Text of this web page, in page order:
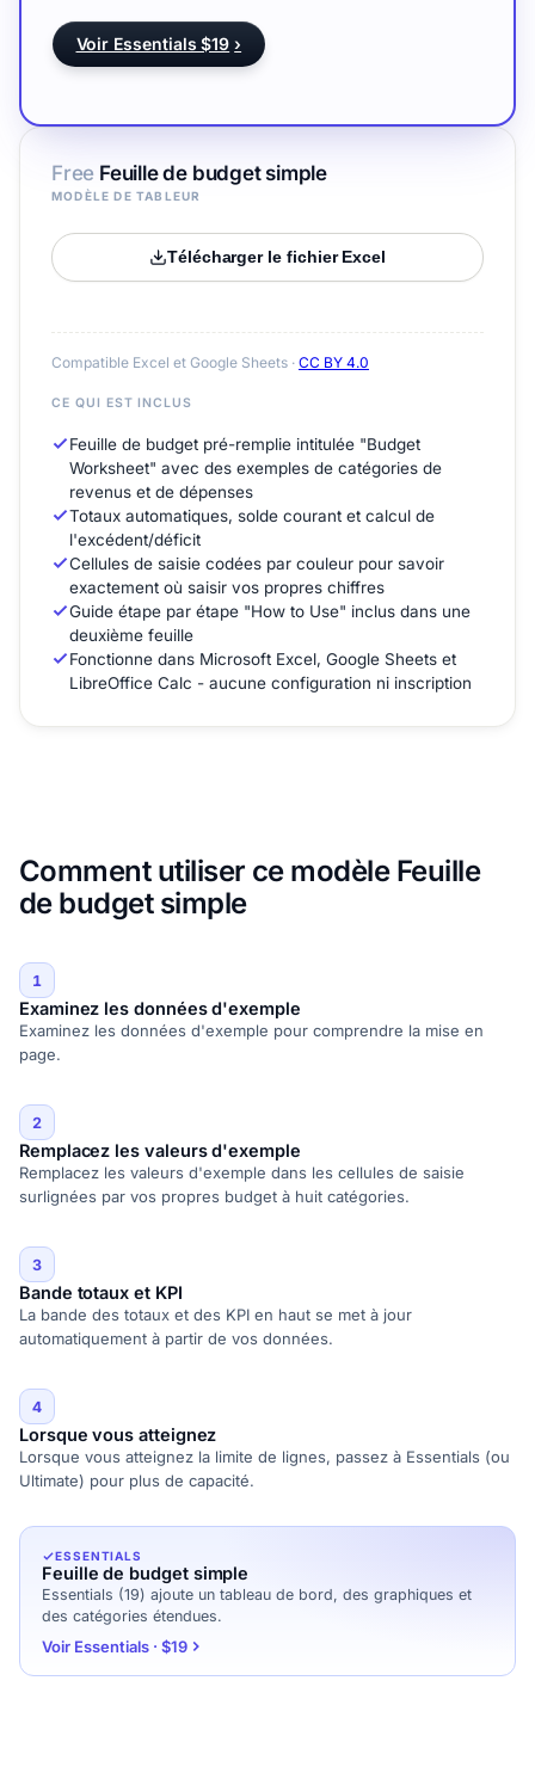
Free Feuille de budget simple
MODÈLE DE TABLEUR
Télécharger le fichier Excel
Compatible Excel et Google Sheets · CC BY 4.0
CE QUI EST INCLUS
Feuille de budget pré-remplie intitulée "Budget
Worksheet" avec des exemples de catégories de
revenus et de dépenses
Totaux automatiques, solde courant et calcul de
l'excédent/déficit
Cellules de saisie codées par couleur pour savoir
exactement où saisir vos propres chiffres
Guide étape par étape "How to Use" inclus dans une
deuxième feuille
Fonctionne dans Microsoft Excel, Google Sheets et
LibreOffice Calc - aucune configuration ni inscription
Voir Essentials $19 ›
Comment utiliser ce modèle Feuille
de budget simple
1
Examinez les données d'exemple
Examinez les données d'exemple pour comprendre la mise en
page.
2
Remplacez les valeurs d'exemple
Remplacez les valeurs d'exemple dans les cellules de saisie
surlignées par vos propres budget à huit catégories.
3
Bande totaux et KPI
La bande des totaux et des KPI en haut se met à jour
automatiquement à partir de vos données.
4
Lorsque vous atteignez
Lorsque vous atteignez la limite de lignes, passez à Essentials (ou
Ultimate) pour plus de capacité.
ESSENTIALS
Feuille de budget simple
Essentials (19) ajoute un tableau de bord, des graphiques et
des catégories étendues.
Voir Essentials · $19